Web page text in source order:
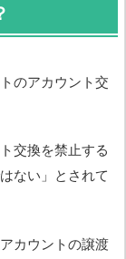
のアカウント交
交換を禁止する
ない」とされて
カウントの譲渡